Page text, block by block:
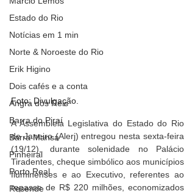
Estado do Rio
Notícias em 1 min
Norte & Noroeste do Rio
Erik Higino
Dois cafés e a conta
Angra dos Reis
Barra do Piraí
Barra Mansa
Pinheiral
Porto Real
Resende
Foto: Divulgação.
A Assembleia Legislativa do Estado do Rio
de Janeiro (Alerj) entregou nesta sexta-feira
(19/12), durante solenidade no Palácio
Tiradentes, cheque simbólico aos municípios
fluminenses e ao Executivo, referentes ao
repasse de R$ 220 milhões, economizados